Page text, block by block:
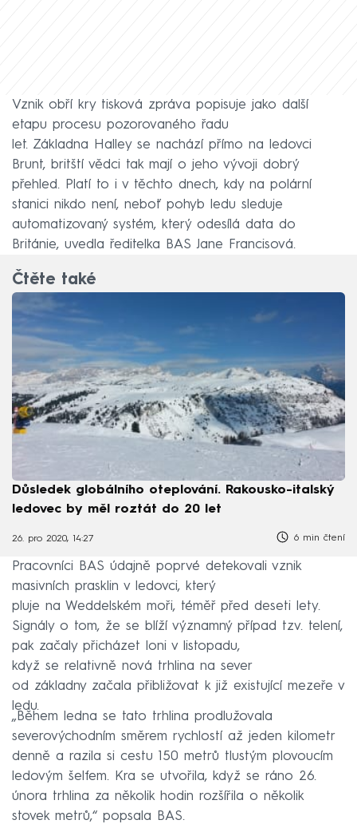
Vznik obří kry tisková zpráva popisuje jako další
etapu procesu pozorovaného řadu
let. Základna Halley se nachází přímo na ledovci
Brunt, britští vědci tak mají o jeho vývoji dobrý
přehled. Platí to i v těchto dnech, kdy na polární
stanici nikdo není, neboť pohyb ledu sleduje
automatizovaný systém, který odesílá data do
Británie, uvedla ředitelka BAS Jane Francisová.
Čtěte také
Důsledek globálního oteplování. Rakousko-italský
ledovec by měl roztát do 20 let
26. pro 2020, 14:27 6 min čtení
Pracovníci BAS údajně poprvé detekovali vznik
masivních prasklin v ledovci, který
pluje na Weddelském moři, téměř před deseti lety.
Signály o tom, že se blíží významný případ tzv. telení,
pak začaly přicházet loni v listopadu,
když se relativně nová trhlina na sever
od základny začala přibližovat k již existující mezeře v
ledu.
„Během ledna se tato trhlina prodlužovala
severovýchodním směrem rychlostí až jeden kilometr
denně a razila si cestu 150 metrů tlustým plovoucím
ledovým šelfem. Kra se utvořila, když se ráno 26.
února trhlina za několik hodin rozšířila o několik
stovek metrů,“ popsala BAS.